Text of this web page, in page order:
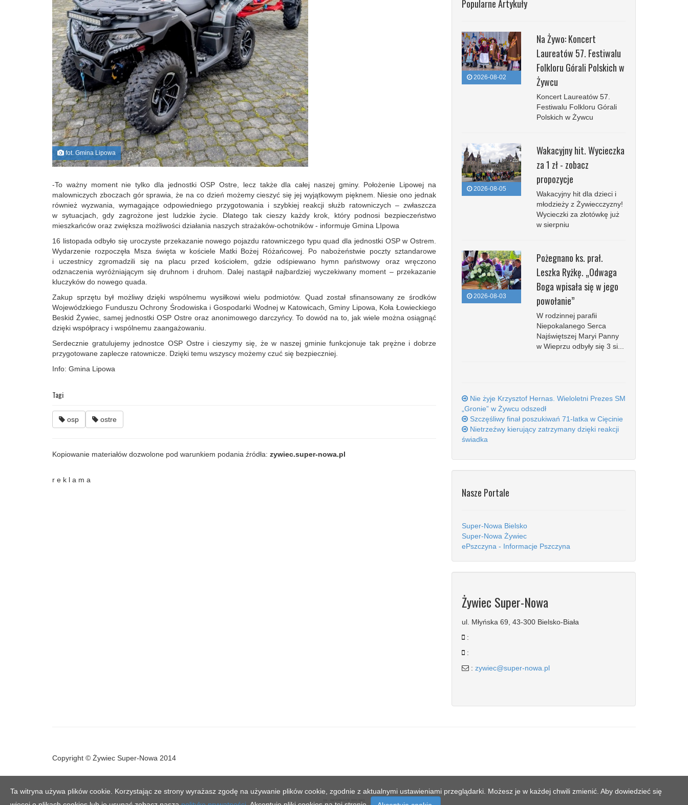
fot. Gmina Lipowa
-To ważny moment nie tylko dla jednostki OSP Ostre, lecz także dla całej naszej gminy. Położenie Lipowej na
malowniczych zboczach gór sprawia, że na co dzień możemy cieszyć się jej wyjątkowym pięknem. Niesie ono jednak
również wyzwania, wymagające odpowiedniego przygotowania i szybkiej reakcji służb ratowniczych – zwłaszcza
w sytuacjach, gdy zagrożone jest ludzkie życie. Dlatego tak cieszy każdy krok, który podnosi bezpieczeństwo
mieszkańców oraz zwiększa możliwości działania naszych strażaków-ochotników - informuje Gmina LIpowa
16 listopada odbyło się uroczyste przekazanie nowego pojazdu ratowniczego typu quad dla jednostki OSP w Ostrem.
Wydarzenie rozpoczęła Msza święta w kościele Matki Bożej Różańcowej. Po nabożeństwie poczty sztandarowe
i uczestnicy zgromadzili się na placu przed kościołem, gdzie odśpiewano hymn państwowy oraz wręczono
odznaczenia wyróżniającym się druhnom i druhom. Dalej nastąpił najbardziej wyczekiwany moment – przekazanie
kluczyków do nowego quada.
Zakup sprzętu był możliwy dzięki wspólnemu wysiłkowi wielu podmiotów. Quad został sfinansowany ze środków
Wojewódzkiego Funduszu Ochrony Środowiska i Gospodarki Wodnej w Katowicach, Gminy Lipowa, Koła Łowieckiego
Beskid Żywiec, samej jednostki OSP Ostre oraz anonimowego darczyńcy. To dowód na to, jak wiele można osiągnąć
dzięki współpracy i wspólnemu zaangażowaniu.
Serdecznie gratulujemy jednostce OSP Ostre i cieszymy się, że w naszej gminie funkcjonuje tak prężne i dobrze
przygotowane zaplecze ratownicze. Dzięki temu wszyscy możemy czuć się bezpieczniej.
Info: Gmina Lipowa
Tagi
osp ostre
Kopiowanie materiałów dozwolone pod warunkiem podania źródła: zywiec.super-nowa.pl
r e k l a m a
Popularne Artykuły
2026-08-02
Na Żywo: Koncert
Laureatów 57. Festiwalu
Folkloru Górali Polskich w
Żywcu
Koncert Laureatów 57.
Festiwalu Folkloru Górali
Polskich w Żywcu
2026-08-05
Wakacyjny hit. Wycieczka
za 1 zł - zobacz
propozycje
Wakacyjny hit dla dzieci i
młodzieży z Żywiecczyzny!
Wycieczki za złotówkę już
w sierpniu
2026-08-03
Pożegnano ks. prał.
Leszka Ryżkę. „Odwaga
Boga wpisała się w jego
powołanie”
W rodzinnej parafii
Niepokalanego Serca
Najświętszej Maryi Panny
w Wieprzu odbyły się 3 si...
Nie żyje Krzysztof Hernas. Wieloletni Prezes SM
„Gronie” w Żywcu odszedł
Szczęśliwy finał poszukiwań 71-latka w Cięcinie
Nietrzeźwy kierujący zatrzymany dzięki reakcji
świadka
Nasze Portale
Super-Nowa Bielsko
Super-Nowa Żywiec
ePszczyna - Informacje Pszczyna
Żywiec Super-Nowa
ul. Młyńska 69, 43-300 Bielsko-Biała
:
:
: zywiec@super-nowa.pl
Copyright © Żywiec Super-Nowa 2014
Ta witryna używa plików cookie. Korzystając ze strony wyrażasz zgodę na używanie plików cookie, zgodnie z aktualnymi ustawieniami przeglądarki. Możesz je w każdej chwili zmienić. Aby dowiedzieć się